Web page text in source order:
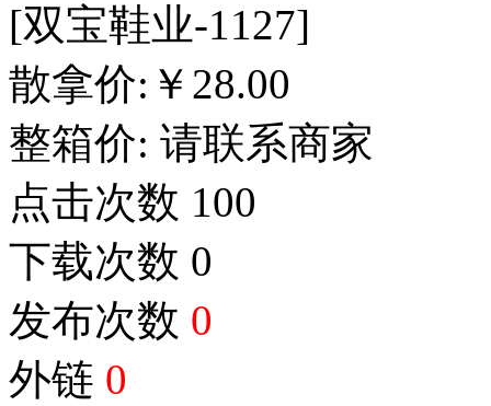
[双宝鞋业-1127]
散拿价: ￥ 28.00
整箱价: 请联系商家
点击次数 100
下载次数 0
发布次数 0
外链 0